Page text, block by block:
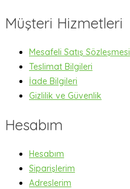
Müşteri Hizmetleri
Mesafeli Satış Sözleşmesi
Teslimat Bilgileri
İade Bilgileri
Gizlilik ve Güvenlik
Hesabım
Hesabım
Siparişlerim
Adreslerim